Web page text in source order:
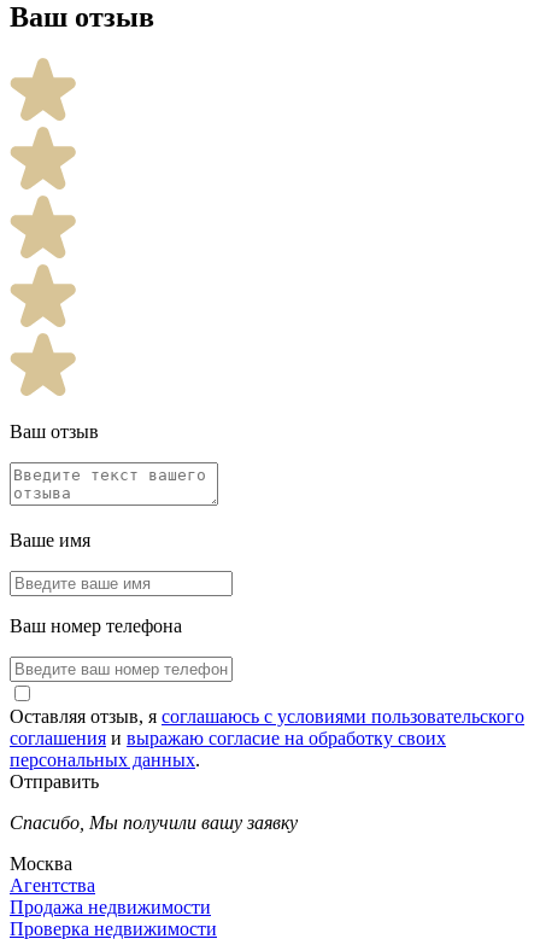
Ваш отзыв
Ваш отзыв
Ваше имя
Ваш номер телефона
Оставляя отзыв, я соглашаюсь с условиями пользовательского
соглашения и выражаю согласие на обработку своих
персональных данных.
Отправить
Спасибо, Мы получили вашу заявку
Москва
Агентства
Продажа недвижимости
Проверка недвижимости